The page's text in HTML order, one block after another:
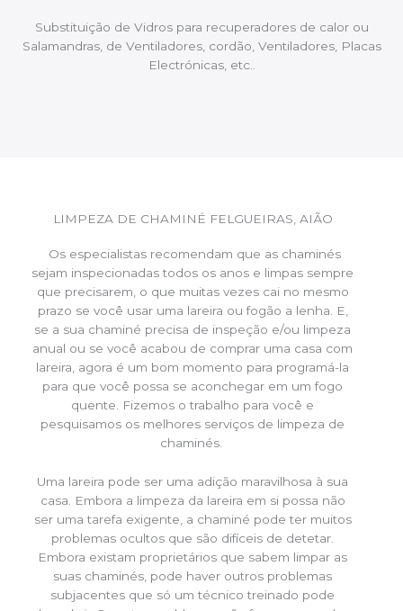
Substituição de Vidros para recuperadores de calor ou
Salamandras, de Ventiladores, cordão, Ventiladores, Placas
Electrónicas, etc..
LIMPEZA DE CHAMINÉ FELGUEIRAS, AIÃO
Os especialistas recomendam que as chaminés
sejam inspecionadas todos os anos e limpas sempre
que precisarem, o que muitas vezes cai no mesmo
prazo se você usar uma lareira ou fogão a lenha. E,
se a sua chaminé precisa de inspeção e/ou limpeza
anual ou se você acabou de comprar uma casa com
lareira, agora é um bom momento para programá-la
para que você possa se aconchegar em um fogo
quente. Fizemos o trabalho para você e
pesquisamos os melhores serviços de limpeza de
chaminés.
Uma lareira pode ser uma adição maravilhosa à sua
casa. Embora a limpeza da lareira em si possa não
ser uma tarefa exigente, a chaminé pode ter muitos
problemas ocultos que são difíceis de detetar.
Embora existam proprietários que sabem limpar as
suas chaminés, pode haver outros problemas
subjacentes que só um técnico treinado pode